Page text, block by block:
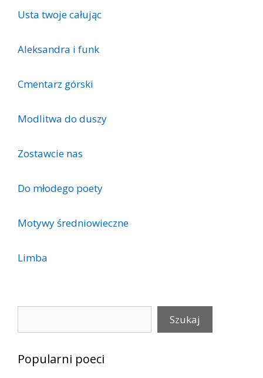
Usta twoje całując
Aleksandra i funk
Cmentarz górski
Modlitwa do duszy
Zostawcie nas
Do młodego poety
Motywy średniowieczne
Limba
Szukaj
Popularni poeci